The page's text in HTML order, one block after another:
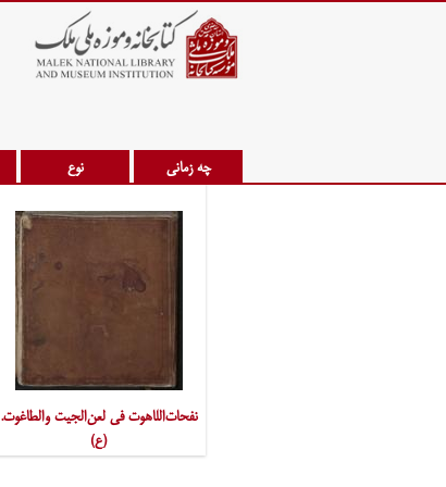
چه زمانی نوع
نفحات‌اللاهوت فی لعن‌الجیت والطاغوت.
(ع)